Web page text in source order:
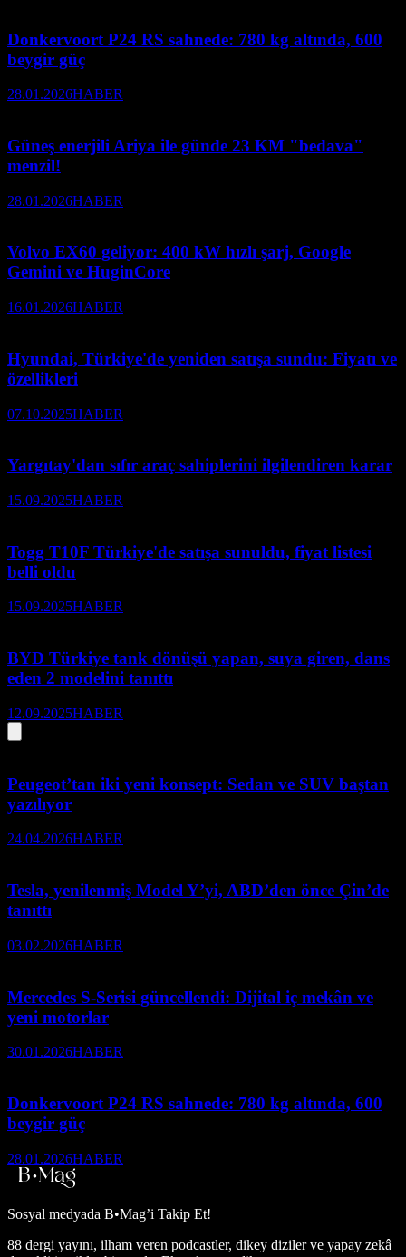
Donkervoort P24 RS sahnede: 780 kg altında, 600
beygir güç
28.01.2026HABER
Güneş enerjili Ariya ile günde 23 KM "bedava"
menzil!
28.01.2026HABER
Volvo EX60 geliyor: 400 kW hızlı şarj, Google
Gemini ve HuginCore
16.01.2026HABER
Hyundai, Türkiye'de yeniden satışa sundu: Fiyatı ve
özellikleri
07.10.2025HABER
Yargıtay'dan sıfır araç sahiplerini ilgilendiren karar
15.09.2025HABER
Togg T10F Türkiye'de satışa sunuldu, fiyat listesi
belli oldu
15.09.2025HABER
BYD Türkiye tank dönüşü yapan, suya giren, dans
eden 2 modelini tanıttı
12.09.2025HABER
Peugeot’tan iki yeni konsept: Sedan ve SUV baştan
yazılıyor
24.04.2026HABER
Tesla, yenilenmiş Model Y’yi, ABD’den önce Çin’de
tanıttı
03.02.2026HABER
Mercedes S-Serisi güncellendi: Dijital iç mekân ve
yeni motorlar
30.01.2026HABER
Donkervoort P24 RS sahnede: 780 kg altında, 600
beygir güç
28.01.2026HABER
Sosyal medyada B•Mag’i Takip Et!
88 dergi yayını, ilham veren podcastler, dikey diziler ve yapay zekâ